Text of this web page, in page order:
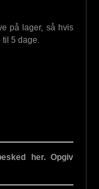
på lager, så hvis
til 5 dage.
her. Opgiv